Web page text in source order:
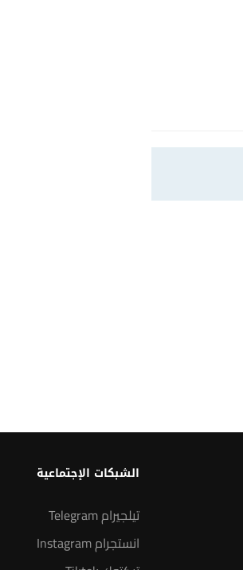
الشبكات الإجتماعية
تيلجيرام Telegram
انستجرام Instagram